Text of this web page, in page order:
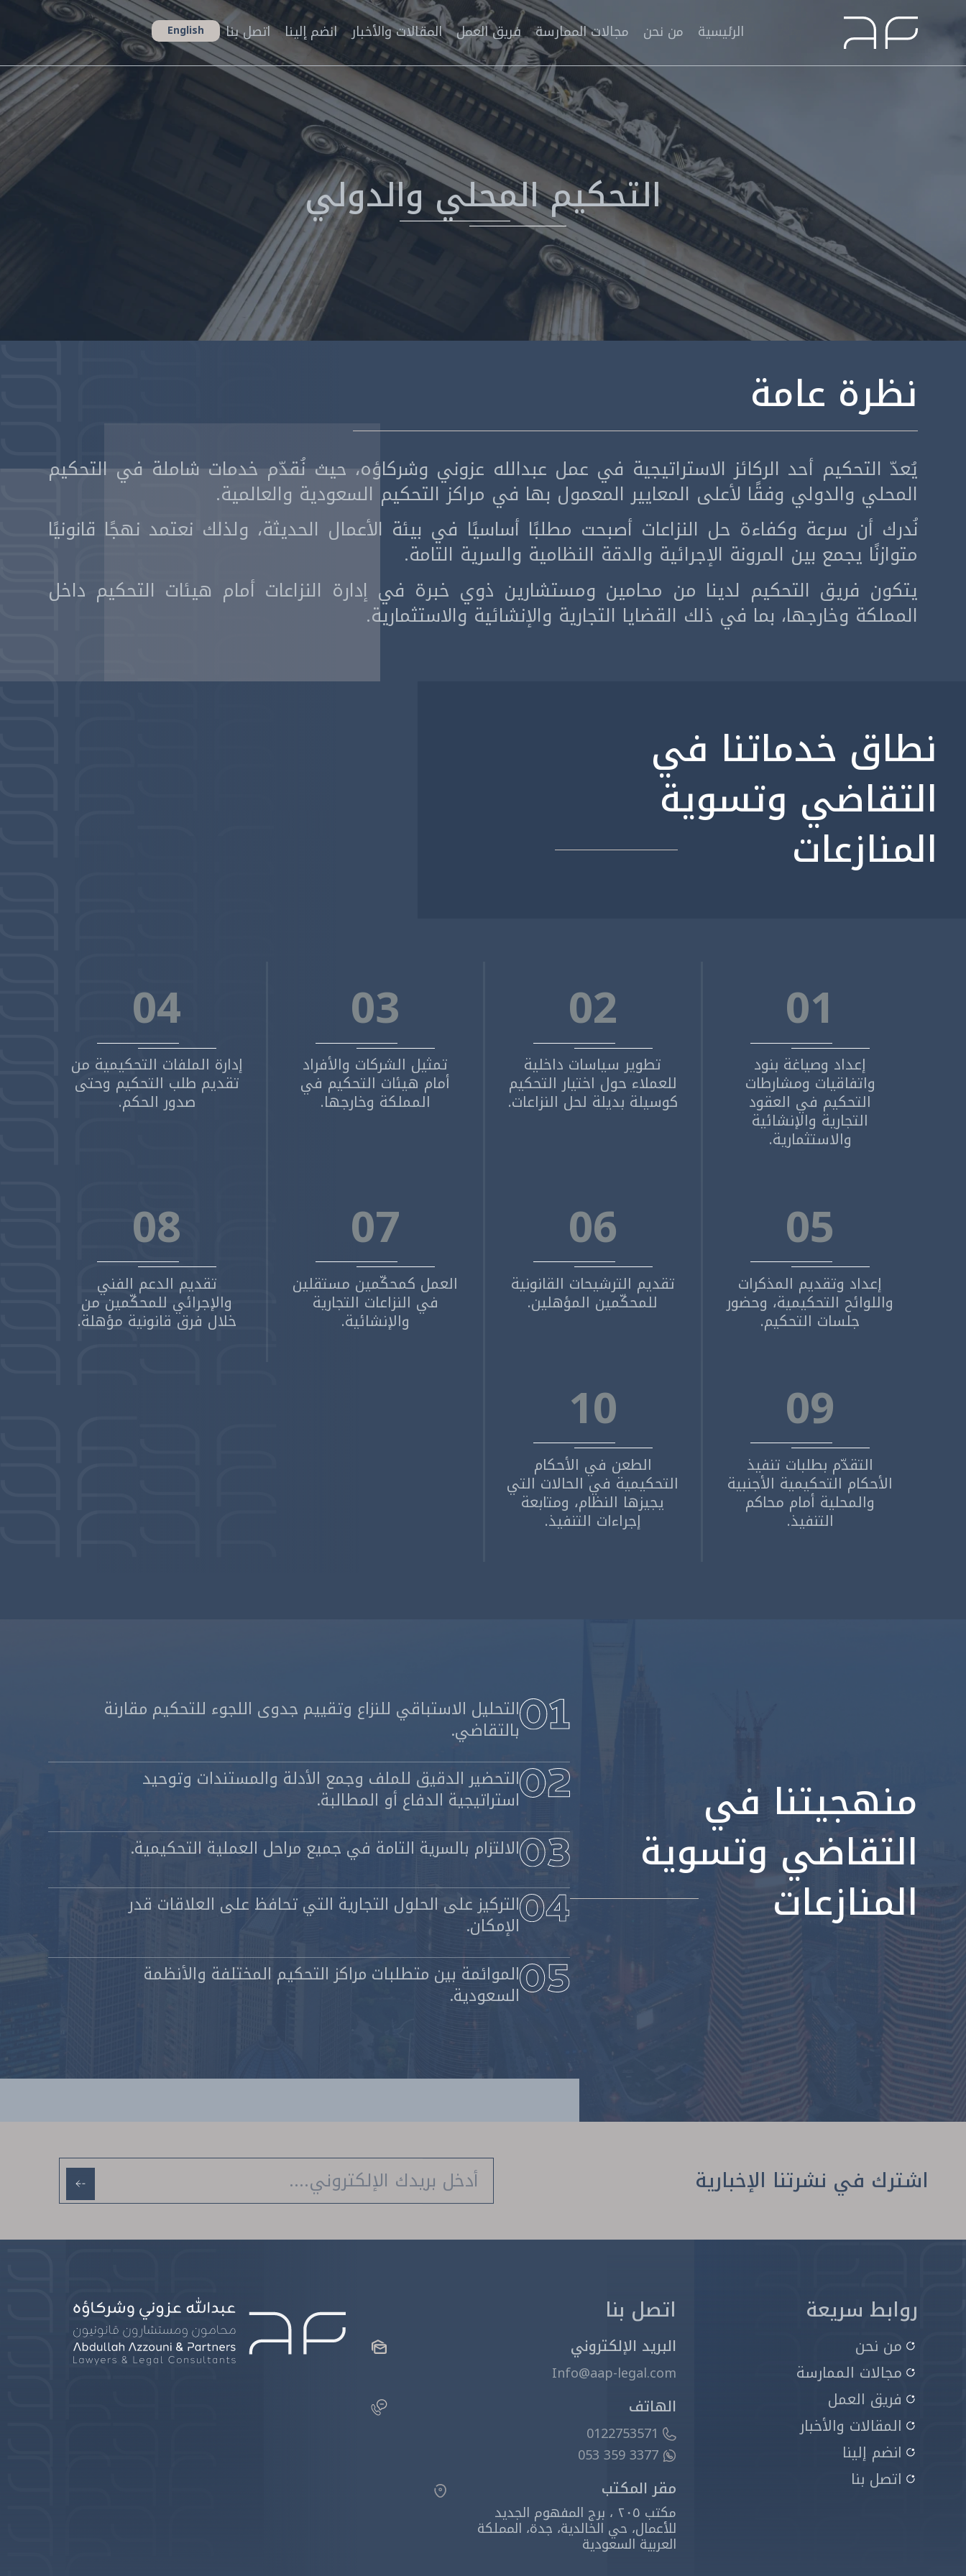
الرئيسية من نحن مجالات الممارسة فريق العمل المقالات والأخبار انضم إلينا اتصل بنا English
التحكيم المحلي والدولي
نظرة عامة
يُعدّ التحكيم أحد الركائز الاستراتيجية في عمل عبدالله عزوني وشركاؤه، حيث نُقدّم خدمات شاملة في التحكيم
المحلي والدولي وفقًا لأعلى المعايير المعمول بها في مراكز التحكيم السعودية والعالمية.
نُدرك أن سرعة وكفاءة حل النزاعات أصبحت مطلبًا أساسيًا في بيئة الأعمال الحديثة، ولذلك نعتمد نهجًا قانونيًا
متوازنًا يجمع بين المرونة الإجرائية والدقة النظامية والسرية التامة.
يتكون فريق التحكيم لدينا من محامين ومستشارين ذوي خبرة في إدارة النزاعات أمام هيئات التحكيم داخل
المملكة وخارجها، بما في ذلك القضايا التجارية والإنشائية والاستثمارية.
نطاق خدماتنا في
التقاضي وتسوية
المنازعات
01
إعداد وصياغة بنود
واتفاقيات ومشارطات
التحكيم في العقود
التجارية والإنشائية
والاستثمارية.
02
تطوير سياسات داخلية
للعملاء حول اختيار التحكيم
كوسيلة بديلة لحل النزاعات.
03
تمثيل الشركات والأفراد
أمام هيئات التحكيم في
المملكة وخارجها.
04
إدارة الملفات التحكيمية من
تقديم طلب التحكيم وحتى
صدور الحكم.
05
إعداد وتقديم المذكرات
واللوائح التحكيمية، وحضور
جلسات التحكيم.
06
تقديم الترشيحات القانونية
للمحكّمين المؤهلين.
07
العمل كمحكّمين مستقلين
في النزاعات التجارية
والإنشائية.
08
تقديم الدعم الفني
والإجرائي للمحكّمين من
خلال فرق قانونية مؤهلة.
09
التقدّم بطلبات تنفيذ
الأحكام التحكيمية الأجنبية
والمحلية أمام محاكم
التنفيذ.
10
الطعن في الأحكام
التحكيمية في الحالات التي
يجيزها النظام، ومتابعة
إجراءات التنفيذ.
منهجيتنا في
التقاضي وتسوية
المنازعات
التحليل الاستباقي للنزاع وتقييم جدوى اللجوء للتحكيم مقارنة
بالتقاضي.
التحضير الدقيق للملف وجمع الأدلة والمستندات وتوحيد
استراتيجية الدفاع أو المطالبة.
الالتزام بالسرية التامة في جميع مراحل العملية التحكيمية.
التركيز على الحلول التجارية التي تحافظ على العلاقات قدر
الإمكان.
الموائمة بين متطلبات مراكز التحكيم المختلفة والأنظمة
السعودية.
اشترك في نشرتنا الإخبارية
روابط سريعة
من نحن
مجالات الممارسة
فريق العمل
المقالات والأخبار
انضم إلينا
اتصل بنا
اتصل بنا
البريد الإلكتروني
Info@aap-legal.com
الهاتف
0122753571
3377 359 053
مقر المكتب
مكتب ٢٠٥ ، برج المفهوم الجديد
للأعمال، حي الخالدية، جدة، المملكة
العربية السعودية